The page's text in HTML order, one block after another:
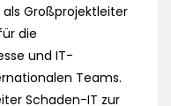
Großprojektleiter
die
und IT-
Teams.
Schaden-IT zur